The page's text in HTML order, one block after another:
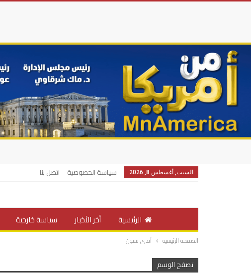
السبت, أغسطس 8, 2026 سياسة الخصوصية اتصل بنا
الرئيسية أخر الأخبار سياسة خارجية
صحة وتغذية
الصفحة الرئيسية آندي ستون
تصفح الوسم